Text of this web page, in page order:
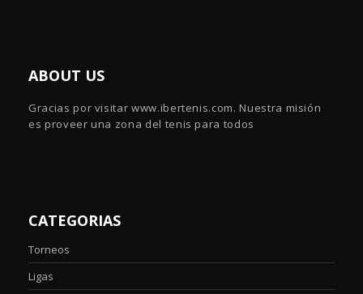
ABOUT US
Gracias por visitar www.ibertenis.com. Nuestra misión
es proveer una zona del tenis para todos
CATEGORIAS
Torneos
Ligas